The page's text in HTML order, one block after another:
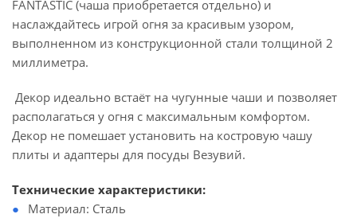
FANTASTIC (чаша приобретается отдельно) и
наслаждайтесь игрой огня за красивым узором,
выполненном из конструкционной стали толщиной 2
миллиметра.
Декор идеально встаёт на чугунные чаши и позволяет
располагаться у огня с максимальным комфортом.
Декор не помешает установить на костровую чашу
плиты и адаптеры для посуды Везувий.
Технические характеристики:
Материал: Сталь